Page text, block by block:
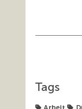
–
bei der
wir die
–
Tags